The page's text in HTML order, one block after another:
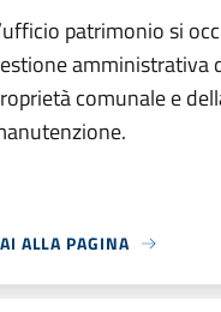
patrimonio si
amministrativa
comunale e
ALLA PAGINA